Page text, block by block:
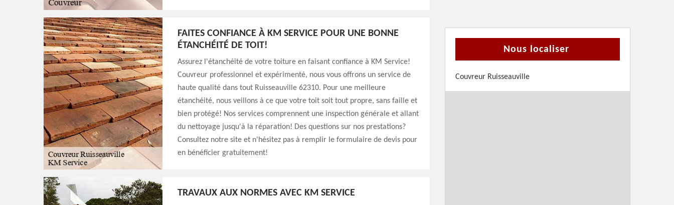
FAITES CONFIANCE À KM SERVICE POUR UNE BONNE
ÉTANCHÉITÉ DE TOIT!
Assurez l'étanchéité de votre toiture en faisant confiance à KM Service!
Couvreur professionnel et expérimenté, nous vous offrons un service de
haute qualité dans tout Ruisseauville 62310. Pour une meilleure
étanchéité, nous veillons à ce que votre toit soit tout propre, sans faille et
bien protégé! Nos services comprennent une inspection générale et allant
du nettoyage jusqu'à la réparation! Des questions sur nos prestations?
Consultez notre site et n'hésitez pas à remplir le formulaire de devis pour
en bénéficier gratuitement!
TRAVAUX AUX NORMES AVEC KM SERVICE
Nous localiser
Couvreur Ruisseauville